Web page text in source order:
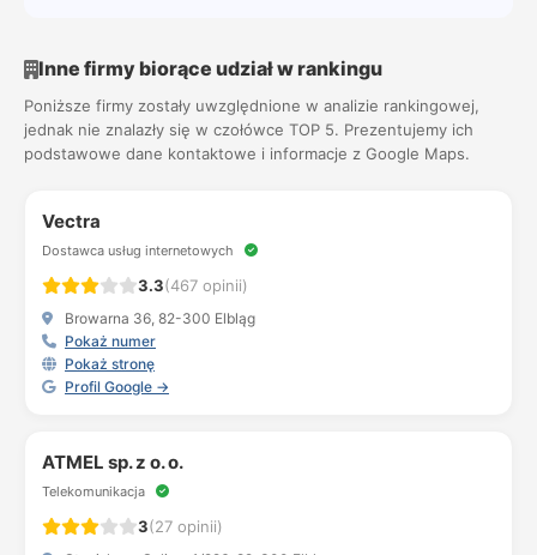
Inne firmy biorące udział w rankingu
Poniższe firmy zostały uwzględnione w analizie rankingowej,
jednak nie znalazły się w czołówce TOP 5. Prezentujemy ich
podstawowe dane kontaktowe i informacje z Google Maps.
Vectra
Dostawca usług internetowych
3.3(467 opinii)
Browarna 36, 82-300 Elbląg
Pokaż numer
Pokaż stronę
Profil Google →
ATMEL sp. z o. o.
Telekomunikacja
3(27 opinii)